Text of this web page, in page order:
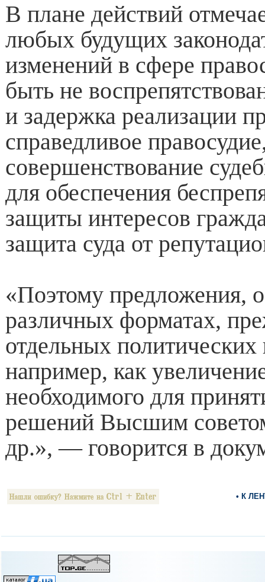
В плане действий
любых будущих
изменений в сфере
быть не
и задержка реализации
справедливое
совершенствование
для обеспечения
защиты интересов
защита суда от
«Поэтому предложения,
различных форматах,
отдельных политических
например, как
необходимого для
решений Высшим
др.», — говорится в
• К